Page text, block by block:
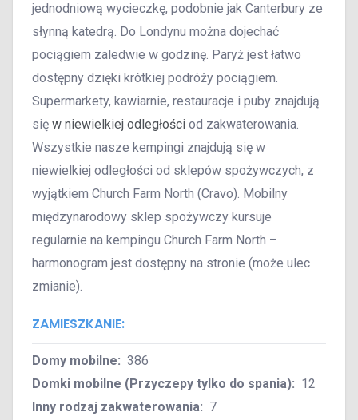
jednodniową wycieczkę, podobnie jak Canterbury ze
słynną katedrą. Do Londynu można dojechać
pociągiem zaledwie w godzinę. Paryż jest łatwo
dostępny dzięki krótkiej podróży pociągiem.
Supermarkety, kawiarnie, restauracje i puby znajdują
się w niewielkiej odległości od zakwaterowania.
Wszystkie nasze kempingi znajdują się w
niewielkiej odległości od sklepów spożywczych, z
wyjątkiem Church Farm North (Cravo). Mobilny
międzynarodowy sklep spożywczy kursuje
regularnie na kempingu Church Farm North –
harmonogram jest dostępny na stronie (może ulec
zmianie).
ZAMIESZKANIE:
Domy mobilne: 386
Domki mobilne (Przyczepy tylko do spania): 12
Inny rodzaj zakwaterowania: 7